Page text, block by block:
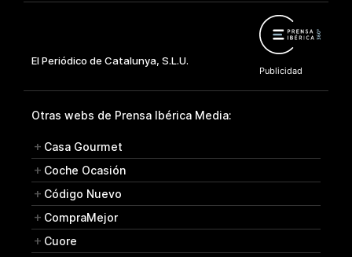
Otras webs de Prensa Ibérica Media:
Casa Gourmet
Coche Ocasión
Código Nuevo
CompraMejor
Cuore